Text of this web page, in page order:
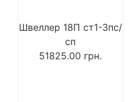
Швеллер 18П ст1-3пс/
сп
51825.00 грн.